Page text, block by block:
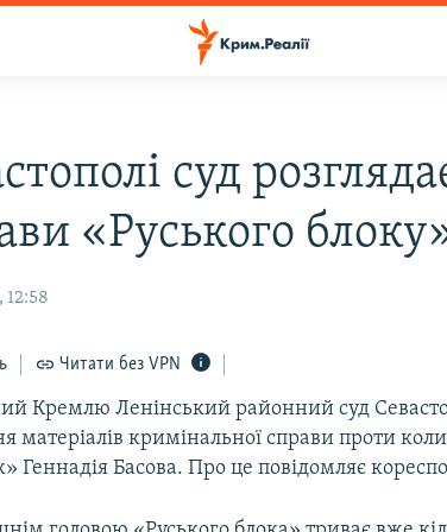
суд
«Руського
12:58
Читати без VPN
Кремлю Ленінський районний суд
матеріалів кримінальної справи проти
Геннадія Басова. Про це повідомляє